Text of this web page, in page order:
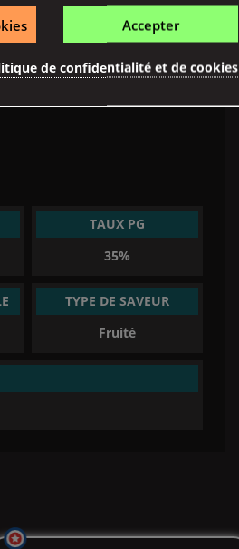
TAUX PG
35%
TYPE DE SAVEUR
Fruité
Accepter
de confidentialité et de cookies